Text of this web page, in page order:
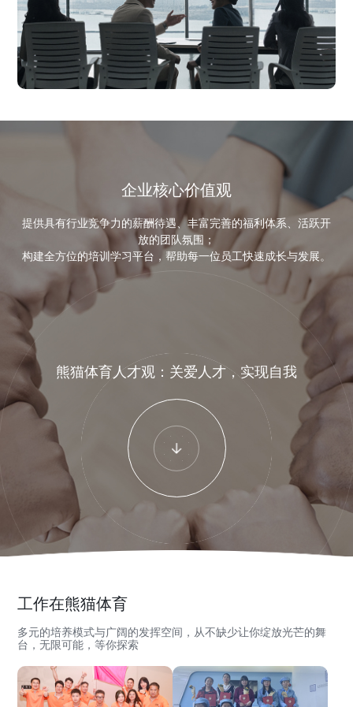
企业核心价值观
提供具有行业竞争力的薪酬待遇、丰富完善的福利体系、活跃开
放的团队氛围；
构建全方位的培训学习平台，帮助每一位员工快速成长与发展。
熊猫体育人才观：关爱人才，实现自我
工作在熊猫体育
多元的培养模式与广阔的发挥空间，从不缺少让你绽放光芒的舞
台，无限可能，等你探索